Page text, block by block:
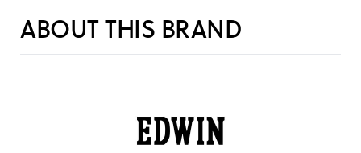
ABOUT THIS BRAND